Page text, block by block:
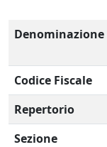
Denominazione
Codice Fiscale
Repertorio
Sezione